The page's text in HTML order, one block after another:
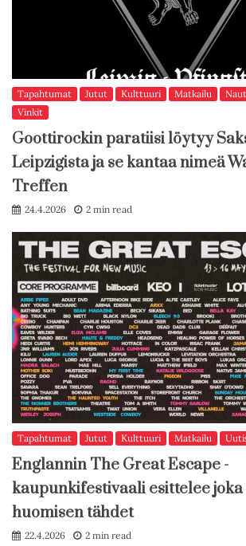
Tapahtumat Jutut Kulttuuri Matkailu
Vinkit
Goottirockin paratiisi löytyy
Leipzigista ja se kantaa nimeä
Treffen
24.4.2026 2 min read
Tapahtumat Jutut Kulttuuri Matkailu
Englannin The Great Escape -
kaupunkifestivaali esittelee
huomisen tähdet
22.4.2026 2 min read